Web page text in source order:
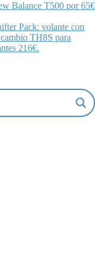
Balance T500 por 65€
Pack: volante con
TH8S para
216€.